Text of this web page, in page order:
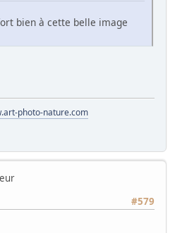
bien à cette belle image
photo-nature.com
#579